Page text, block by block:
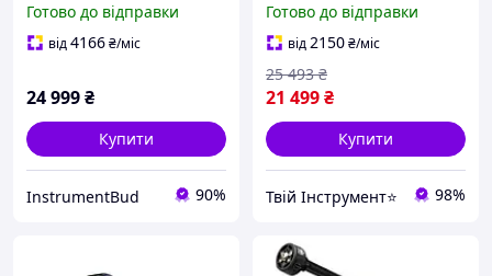
год, зі шлангом 10 м
Готово до відправки
від4166₴/міс
24 999₴
Купити
InstrumentBud 90%
Готово до відправки
від2150₴/міс
21 499₴
25 493 ₴
Купити
Твій Інструмент⭐ 98%